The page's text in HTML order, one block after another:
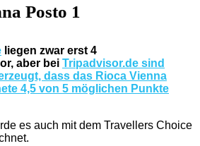
Posto 1
liegen zwar erst 4
aber bei Tripadvisor.de sind
dass das Rioca Vienna
4,5 von 5 möglichen Punkte
es auch mit dem Travellers Choice